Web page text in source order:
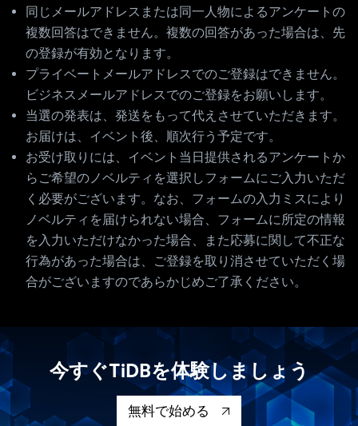
同じメールアドレスまたは同一人物によるアンケートの
複数回答はできません。複数の回答があった場合は、先
の登録が有効となります。
プライベートメールアドレスでのご登録はできません。
ビジネスメールアドレスでのご登録をお願いします。
当選の発表は、発送をもって代えさせていただきます。
お届けは、イベント後、順次行う予定です。
お受け取りには、イベント当日提供されるアンケートか
らご希望のノベルティを選択しフォームにご入力いただ
く必要がございます。なお、フォームの入力ミスにより
ノベルティを届けられない場合、フォームに所定の情報
を入力いただけなかった場合、また応募に関して不正な
行為があった場合は、ご登録を取り消させていただく場
合がございますのであらかじめご了承ください。
今すぐTiDBを体験しましょう
無料で始める